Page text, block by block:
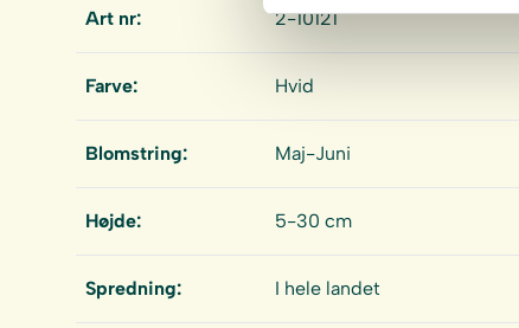
Art nr: 2-10121
Farve: Hvid
Blomstring: Maj-Juni
Højde: 5-30 cm
Spredning: I hele landet